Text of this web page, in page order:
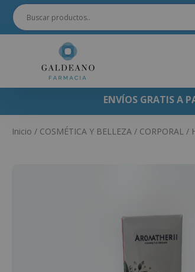
ENVÍOS GRATIS A
Inicio / COSMÉTICA Y BELLEZA / CORPORAL /